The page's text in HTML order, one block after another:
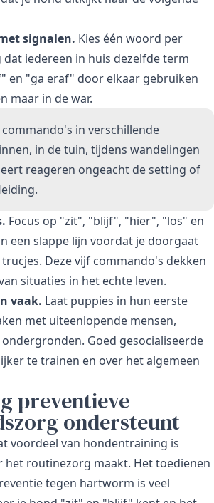
signalen. Kies één woord per
iedereen in huis dezelfde term
en "ga eraf" door elkaar gebruiken
maar in de war.
in verschillende
in de tuin, tijdens wandelingen
reageren ongeacht de setting of
Focus op "zit", "blijf", "hier", "los" en
een slappe lijn voordat je doorgaat
Deze vijf commando's dekken
situaties in het echte leven.
vaak. Laat puppies in hun eerste
met uiteenlopende mensen,
Goed gesocialiseerde
te trainen en over het algemeen
preventieve
ondersteunt
voordeel van hondentraining is
het routinezorg maakt. Het toedienen
tegen hartworm is veel